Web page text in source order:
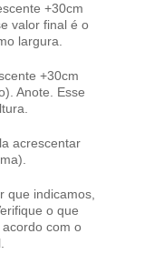
+30cm
valor final é o
largura.
+30cm
Anote. Esse
acrescentar
que indicamos,
o que
com o